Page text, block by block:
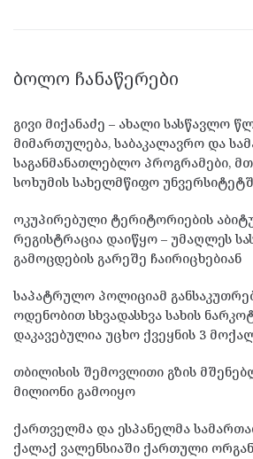
ᲑᲝᲚᲝ ᲩᲐᲜᲐᲬᲔᲠᲔᲑᲘ
გივი მიქანაძე – ახალი სასწავლო
მიმართულება, საბაკალავრო და
საგანმანათლებლო პროგრამები,
სოხუმის სახელმწიფო
ოკუპირებული ტერიტორიების
რეგისტრაცია დაიწყო – უმაღლეს
გამოცდების გარეშე ჩაირიცხებიან
საპატრულო პოლიციამ
ოდენობით სხვადასხვა სახის
დაკავებულია უცხო ქვეყნის 3
თბილისის შემოვლითი გზის
მილიონი გამოიყო
ქართველმა და ესპანელმა
ქალაქ ვალენსიაში ქართული